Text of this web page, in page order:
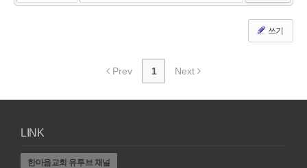
쓰기
Prev 1 Next
LINK
한마음교회 유투브 채널